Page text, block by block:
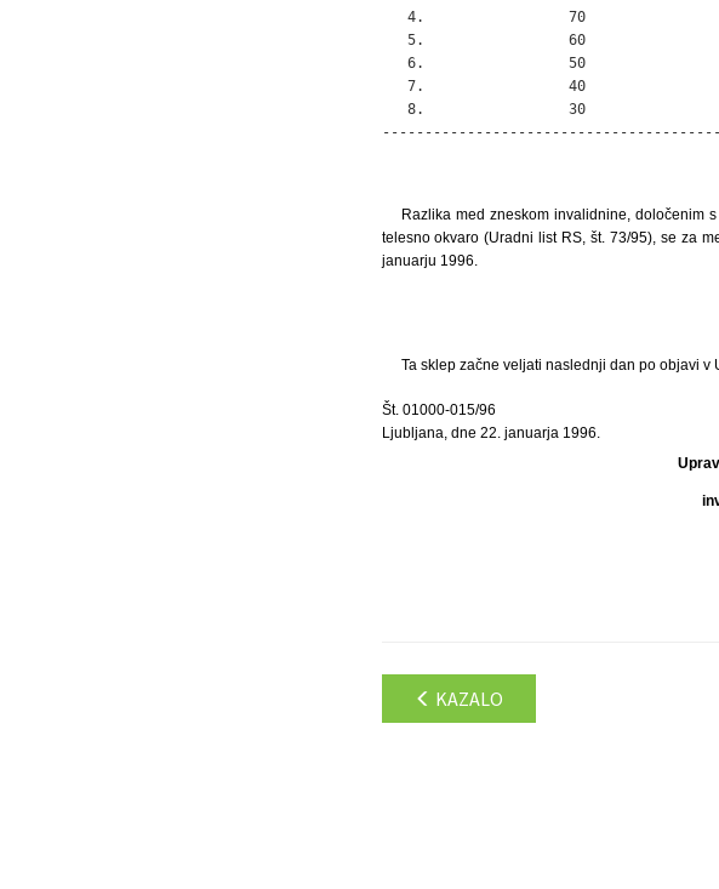
4.                 70
5.                 60
6.                 50
7.                 40
8.                 30
Razlika med zneskom invalidnine, določenim
telesno okvaro (Uradni list RS, št. 73/95), se za
januarju 1996.
Ta sklep začne veljati naslednji dan po objavi v
Št. 01000-015/96
Ljubljana, dne 22. januarja 1996.
KAZALO